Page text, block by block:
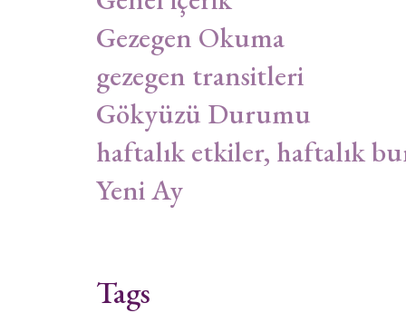
Gezegen Okuma
gezegen transitleri
Gökyüzü Durumu
haftalık etkiler, haftalık
Yeni Ay
Tags